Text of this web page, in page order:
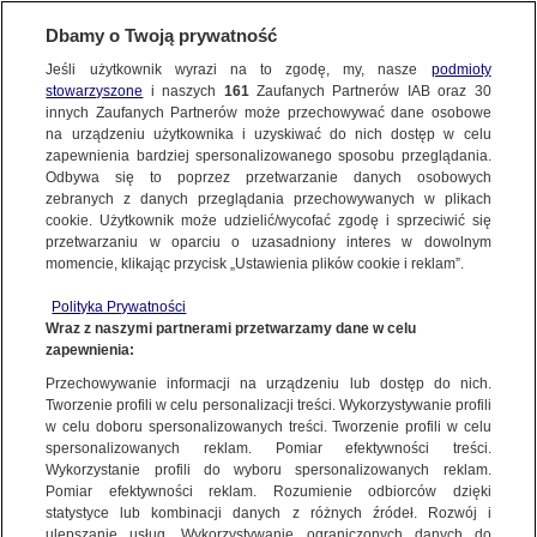
FAKTY | ZOBACZ FAKTY
Większość kandydatów na prezydenta ma za sobą pierwszą debatę. W
sobotę spotykali się z wyborcami
NAJNOWSZE
ZOBACZ FAKTY
FAKTY PO FAKTACH
FAKTY O ŚWIECIE
WIĘCEJ
KANAŁY
Dzień dobry!
Jedno konto do wszystkich usług
Dbamy o Twoją prywatność
Jeśli użytkownik wyrazi na to zgodę, my, nasze podmioty
stowarzyszone i naszych 161Zaufanych Partnerów IAB oraz 30
innych Zaufanych Partnerów może przechowywać dane osobowe
na urządzeniu użytkownika i uzyskiwać do nich dostęp w celu
zapewnienia bardziej spersonalizowanego sposobu przeglądania.
Odbywa się to poprzez przetwarzanie danych osobowych
zebranych z danych przeglądania przechowywanych w plikach
cookie. Użytkownik może udzielić/wycofać zgodę i sprzeciwić się
przetwarzaniu w oparciu o uzasadniony interes w dowolnym
momencie, klikając przycisk „Ustawienia plików cookie i reklam”.
Polityka Prywatności
Wraz z naszymi partnerami przetwarzamy dane w celu
zapewnienia:
Przechowywanie informacji na urządzeniu lub dostęp do nich.
Tworzenie profili w celu personalizacji treści. Wykorzystywanie profili
w celu doboru spersonalizowanych treści. Tworzenie profili w celu
spersonalizowanych reklam. Pomiar efektywności treści.
Wykorzystanie profili do wyboru spersonalizowanych reklam.
Pomiar efektywności reklam. Rozumienie odbiorców dzięki
statystyce lub kombinacji danych z różnych źródeł. Rozwój i